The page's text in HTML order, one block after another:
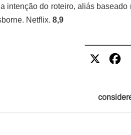
intenção do roteiro, aliás
Netflix.8,9